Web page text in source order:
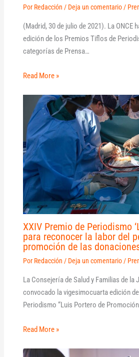
Por Redacción / Deja un comentario /
(Madrid, 30 de julio de 2021). La ONCE
edición de los Premios Tiflos de
categorías de Prensa…
Read More »
XXIV Premio de Periodismo
para reconocer la labor del
promoción de las
Por Redacción / Deja un comentario /
La Consejería de Salud y Familias de la
convocado la vigesimocuarta edición
Periodismo “Luis Portero de
Read More »